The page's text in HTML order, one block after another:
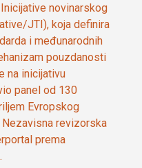
novinarskog
JTI), koja definira
i međunarodnih
pouzdanosti
na inicijativu
panel od 130
Evropskog
Nezavisna revizorska
prema